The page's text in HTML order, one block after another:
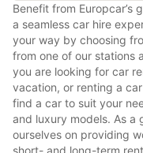
Benefit from Europcar’s
a seamless car hire
your way by choosing
from one of our stations
you are looking for car
vacation, or renting a
find a car to suit your
and luxury models. As a
ourselves on providing
short- and long-term